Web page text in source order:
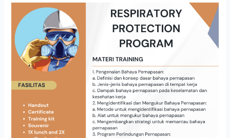
RESPIRATORY
PROTECTION
PROGRAM